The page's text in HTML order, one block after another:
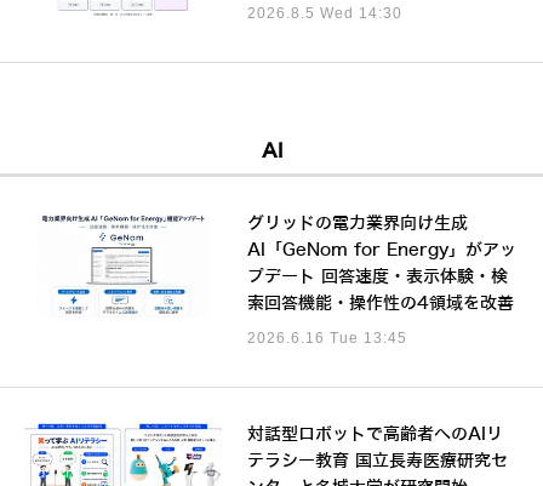
2026.8.5 Wed 14:30
AI
グリッドの電力業界向け生成
AI「GeNom for Energy」がアッ
プデート 回答速度・表示体験・検
索回答機能・操作性の4領域を改善
2026.6.16 Tue 13:45
対話型ロボットで高齢者へのAIリ
テラシー教育 国立長寿医療研究セ